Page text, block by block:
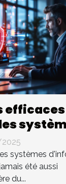
en
systèmes
été aussi
du...